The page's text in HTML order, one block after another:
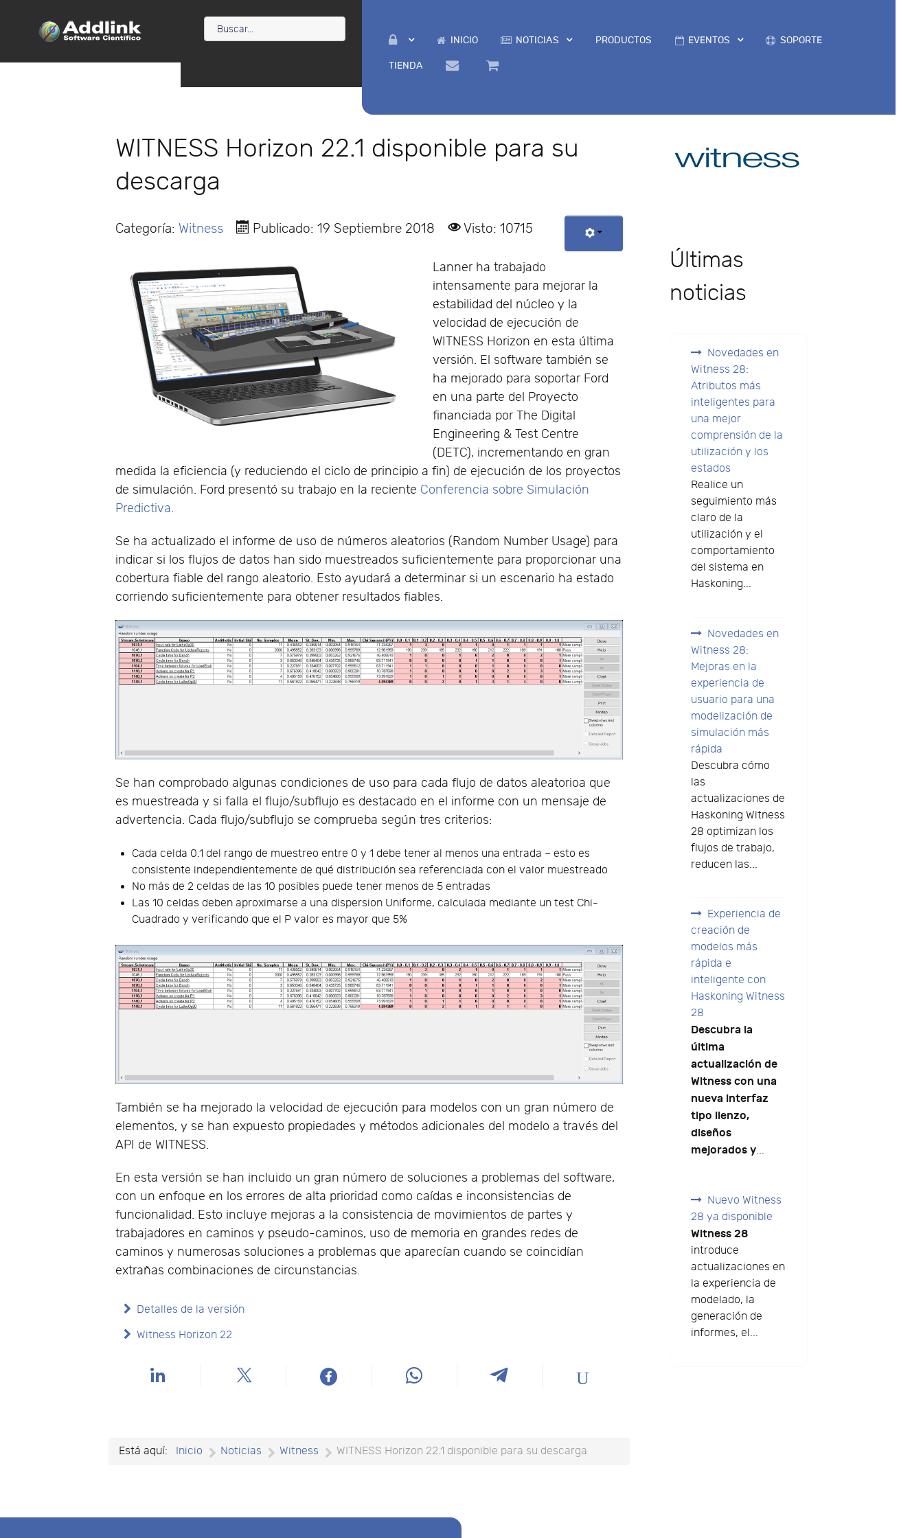
INICIO NOTICIAS PRODUCTOS EVENTOS SOPORTE
TIENDA
WITNESS Horizon 22.1 disponible para su
descarga
Categoría: Witness Publicado: 19 Septiembre 2018 Visto: 10715
Lanner ha trabajado
intensamente para mejorar la
estabilidad del núcleo y la
velocidad de ejecución de
WITNESS Horizon en esta última
versión. El software también se
ha mejorado para soportar Ford
en una parte del Proyecto
financiada por The Digital
Engineering & Test Centre
(DETC), incrementando en gran
medida la eficiencia (y reduciendo el ciclo de principio a fin) de ejecución de los proyectos
de simulación. Ford presentó su trabajo en la reciente Conferencia sobre Simulación
Predictiva.
Se ha actualizado el informe de uso de números aleatorios (Random Number Usage) para
indicar si los flujos de datos han sido muestreados suficientemente para proporcionar una
cobertura fiable del rango aleatorio. Esto ayudará a determinar si un escenario ha estado
corriendo suficientemente para obtener resultados fiables.
Se han comprobado algunas condiciones de uso para cada flujo de datos aleatorioa que
es muestreada y si falla el flujo/subflujo es destacado en el informe con un mensaje de
advertencia. Cada flujo/subflujo se comprueba según tres criterios:
Cada celda 0.1 del rango de muestreo entre 0 y 1 debe tener al menos una entrada – esto es
consistente independientemente de qué distribución sea referenciada con el valor muestreado
No más de 2 celdas de las 10 posibles puede tener menos de 5 entradas
Las 10 celdas deben aproximarse a una dispersion Uniforme, calculada mediante un test Chi-
Cuadrado y verificando que el P valor es mayor que 5%
También se ha mejorado la velocidad de ejecución para modelos con un gran número de
elementos, y se han expuesto propiedades y métodos adicionales del modelo a través del
API de WITNESS.
En esta versión se han incluido un gran número de soluciones a problemas del software,
con un enfoque en los errores de alta prioridad como caídas e inconsistencias de
funcionalidad. Esto incluye mejoras a la consistencia de movimientos de partes y
trabajadores en caminos y pseudo-caminos, uso de memoria en grandes redes de
caminos y numerosas soluciones a problemas que aparecían cuando se coincidían
extrañas combinaciones de circunstancias.
Detalles de la versión
Witness Horizon 22
Está aquí: Inicio Noticias Witness WITNESS Horizon 22.1 disponible para su descarga
Últimas
noticias
Novedades en
Witness 28:
Atributos más
inteligentes para
una mejor
comprensión de la
utilización y los
estados
Realice un
seguimiento más
claro de la
utilización y el
comportamiento
del sistema en
Haskoning...
Novedades en
Witness 28:
Mejoras en la
experiencia de
usuario para una
modelización de
simulación más
rápida
Descubra cómo
las
actualizaciones de
Haskoning Witness
28 optimizan los
flujos de trabajo,
reducen las...
Experiencia de
creación de
modelos más
rápida e
inteligente con
Haskoning Witness
28
Descubra la
última
actualización de
Witness con una
nueva interfaz
tipo lienzo,
diseños
mejorados y...
Nuevo Witness
28 ya disponible
Witness 28
introduce
actualizaciones en
la experiencia de
modelado, la
generación de
informes, el...